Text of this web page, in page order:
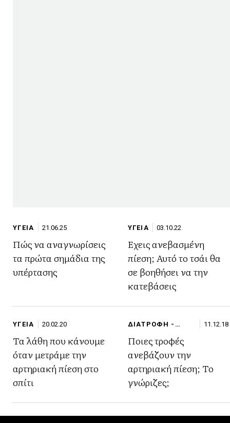
ΥΓΕΙΑ 21.06.25
Πώς να αναγνωρίσεις
τα πρώτα σημάδια της
υπέρτασης
ΥΓΕΙΑ 03.10.22
Έχεις ανεβασμένη
πίεση; Αυτό το τσάι θα
σε βοηθήσει να την
κατεβάσεις
ΥΓΕΙΑ 20.02.20
Τα λάθη που κάνουμε
όταν μετράμε την
αρτηριακή πίεση στο
σπίτι
ΔΙΑΤΡΟΦΗ -
11.12.18
Ποιες τροφές
ανεβάζουν την
αρτηριακή πίεση; Το
γνώριζες;